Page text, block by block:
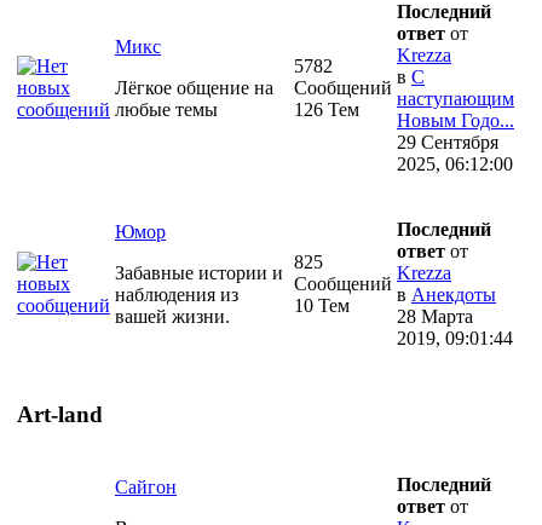
Микс
Лёгкое общение на
любые темы
5782
Сообщений
126 Тем
Последний
ответ от
Krezza
в С
наступающим
Новым Годо...
29 Сентября
2025, 06:12:00
Юмор
Забавные истории и
наблюдения из
вашей жизни.
825
Сообщений
10 Тем
Последний
ответ от
Krezza
в Анекдоты
28 Марта
2019, 09:01:44
Art-land
Сайгон
Последний
ответ от